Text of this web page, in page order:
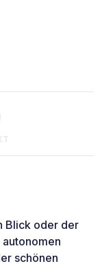
Blick oder der
schönen